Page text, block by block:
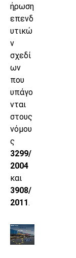
ήρωση
επενδ
υτικώ
ν
σχεδί
ων
που
υπάγο
νται
στους
νόμου
ς
3299/
2004
και
3908/
2011.